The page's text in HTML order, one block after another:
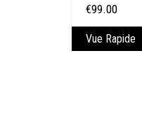
€99.00
Vue Rapide